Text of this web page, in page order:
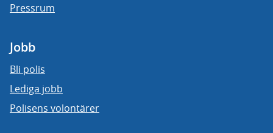
Pressrum
Jobb
Bli polis
Lediga jobb
Polisens volontärer